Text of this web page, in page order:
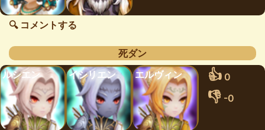
🔍 コメントする
死ダン
ルシエン
イシリエン エルヴィン 👍 0
👎 -0